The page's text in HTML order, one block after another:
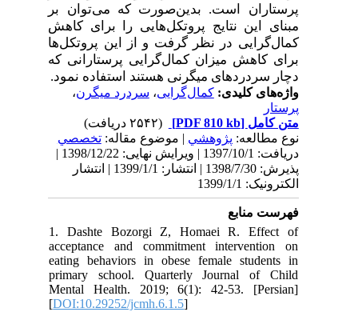
پرستاران است. بدین‌صورت که می‌توان بر
مبنای این نتایج پروتکل‌هایی را برای کاهش
کمال‌گرایی در نظر گرفت و از این پروتکل‌ها
برای کاهش میزان کمال‌گرایی پرستارانی که
دچار سردردهای میگرنی هستند استفاده نمود.
واژه‌های کلیدی:کمال‌گرایی،سردرد میگرن ،
پرستار
متن کامل[PDF 810 kb]
نوع مطالعه:پژوهشي| موضوع مقاله:تخصصي
دریافت: 1397/10/1 | ویرایش نهایی: 1398/12/22 |
پذیرش: 1398/7/30 | انتشار: 1399/1/1 | انتشار
الکترونیک: 1399/1/1
فهرست منابع
1. Dashte Bozorgi Z, Homaei R. Effect of
acceptance and commitment intervention on
eating behaviors in obese female students in
primary school. Quarterly Journal of Child
Mental Health. 2019; 6(1): 42-53. [Persian]
[DOI:10.29252/jcmh.6.1.5